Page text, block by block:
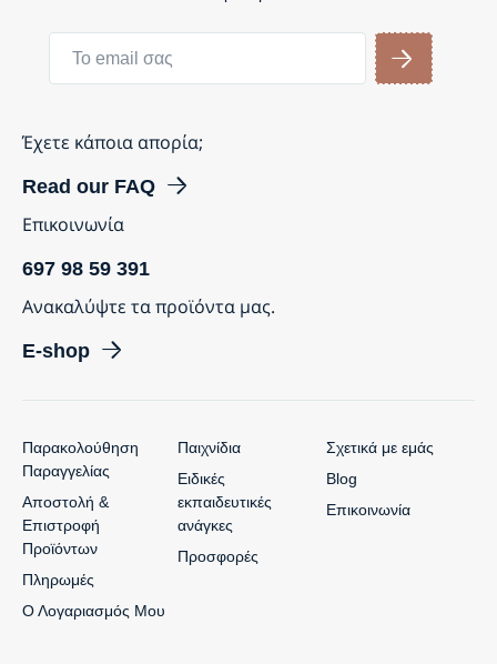
Έχετε κάποια απορία;
Read our FAQ
Επικοινωνία
697 98 59 391
Ανακαλύψτε τα προϊόντα μας.
E-shop
Σχετικά με εμάς
Blog
Επικοινωνία
Παιχνίδια
Ειδικές
εκπαιδευτικές
ανάγκες
Προσφορές
Παρακολούθηση
Παραγγελίας
Αποστολή &
Επιστροφή
Προϊόντων
Πληρωμές
Ο Λογαριασμός Μου